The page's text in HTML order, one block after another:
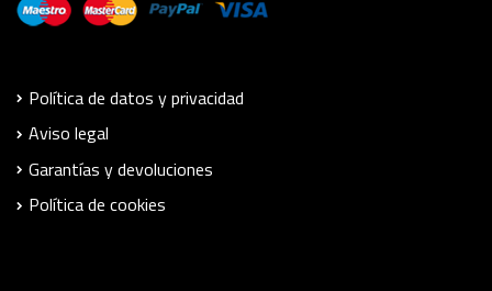
Política de datos y privacidad
Aviso legal
Garantías y devoluciones
Política de cookies